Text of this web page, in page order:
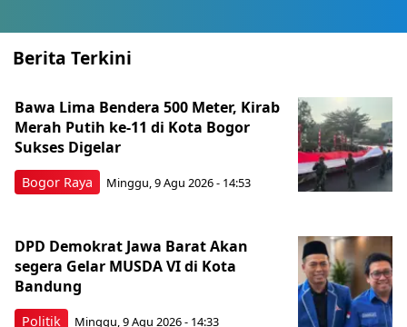
Berita Terkini
Bogor Raya
Bawa Lima Bendera 500 Meter, Kirab
Merah Putih ke-11 di Kota Bogor
Sukses Digelar
Minggu, 9 Agu 2026 - 14:53
Politik
DPD Demokrat Jawa Barat Akan
segera Gelar MUSDA VI di Kota
Bandung
Minggu, 9 Agu 2026 - 14:33